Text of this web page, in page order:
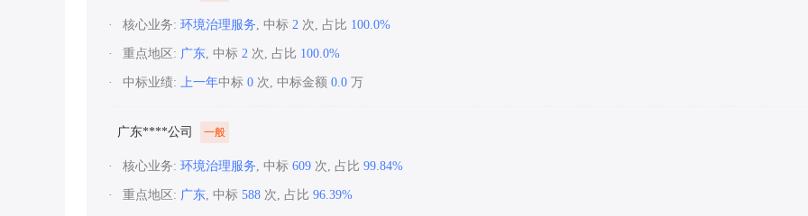
核心业务: 环境治理服务, 中标 2 次, 占比 100.0%
重点地区: 广东, 中标 2 次, 占比 100.0%
中标业绩: 上一年中标 0 次, 中标金额 0.0 万
广东****公司 一般
核心业务: 环境治理服务, 中标 609 次, 占比 99.84%
重点地区: 广东, 中标 588 次, 占比 96.39%